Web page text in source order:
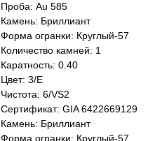
Проба: Au 585
Камень: Бриллиант
Форма огранки: Круглый-57
Количество камней: 1
Каратность: 0.40
Цвет: 3/E
Чистота: 6/VS2
Сертификат: GIA 6422669129
Камень: Бриллиант
Форма огранки: Круглый-57